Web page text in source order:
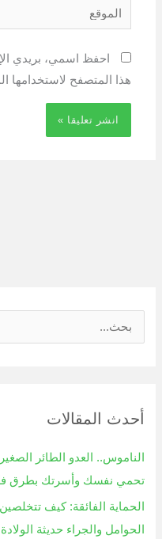
الموقع
احفظ اسمي، بريدي
هذا المتصفح لاستخدامها
ثأحدث المقالات
الناموس.. العدو الطائر
تحمي نفسك وأسرتك بطرق
الحماية الفائقة: كيف
الحوامل والجراء حديثة